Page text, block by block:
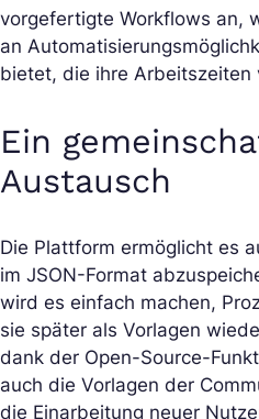
vorgefertigte Workflows an,
an
bietet, die ihre Arbeitszeiten
Ein
Austausch
Die Plattform ermöglicht es
im JSON-Format
wird es einfach machen,
sie später als Vorlagen
dank der Open-Source-
auch die Vorlagen der
die Einarbeitung neuer